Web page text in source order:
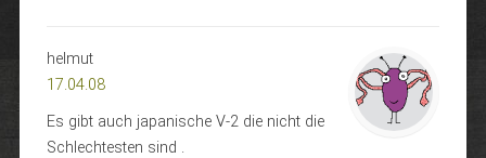
helmut
17.04.08
Es gibt auch japanische V-2 die nicht die
Schlechtesten sind .